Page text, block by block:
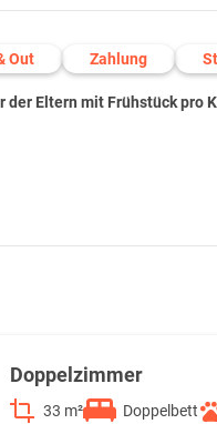
Out Zahlung
Eltern mit Frühstück pro
Doppelzimmer
33 m² Doppelbett